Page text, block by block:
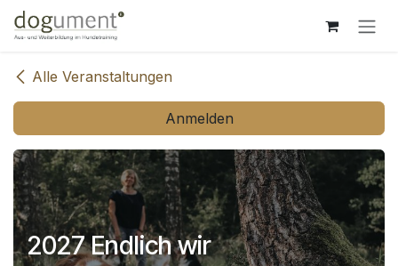
Zum Inhalt springen
Alle Veranstaltungen
Anmelden
2027 Endlich wir